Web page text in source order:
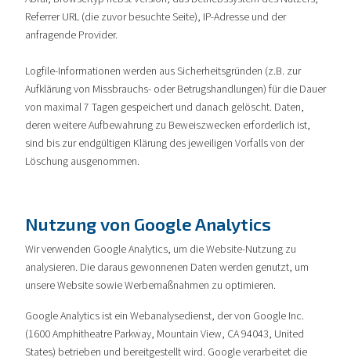
Referrer URL (die zuvor besuchte Seite), IP-Adresse und der
anfragende Provider.
Logfile-Informationen werden aus Sicherheitsgründen (z.B. zur
Aufklärung von Missbrauchs- oder Betrugshandlungen) für die Dauer
von maximal 7 Tagen gespeichert und danach gelöscht. Daten,
deren weitere Aufbewahrung zu Beweiszwecken erforderlich ist,
sind bis zur endgültigen Klärung des jeweiligen Vorfalls von der
Löschung ausgenommen.
Nutzung von Google Analytics
Wir verwenden Google Analytics, um die Website-Nutzung zu
analysieren. Die daraus gewonnenen Daten werden genutzt, um
unsere Website sowie Werbemaßnahmen zu optimieren.
Google Analytics ist ein Webanalysedienst, der von Google Inc.
(1600 Amphitheatre Parkway, Mountain View, CA 94043, United
States) betrieben und bereitgestellt wird. Google verarbeitet die